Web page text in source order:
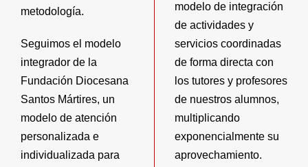
metodología.
Seguimos el modelo
integrador de la
Fundación Diocesana
Santos Mártires, un
modelo de atención
personalizada e
individualizada para
modelo de integración
de actividades y
servicios coordinadas
de forma directa con
los tutores y profesores
de nuestros alumnos,
multiplicando
exponencialmente su
aprovechamiento.